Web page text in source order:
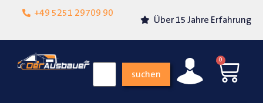
+49 5251 29709 90
Lokalgeschäft in
Über 15 Jahre Erfahrung
suchen
0